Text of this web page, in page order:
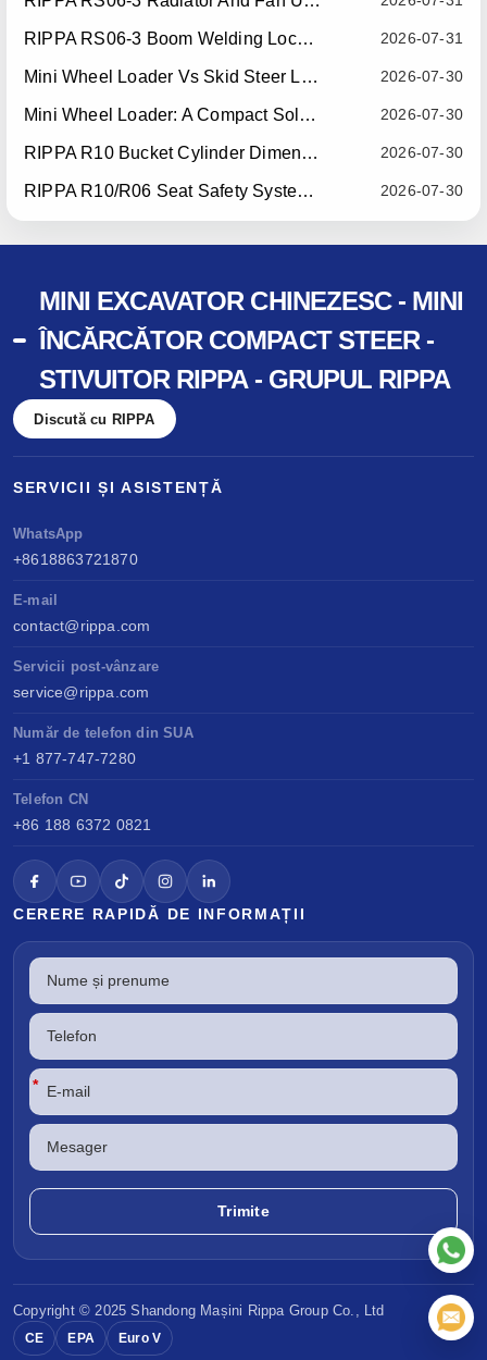
2026-07-31
RIPPA RS06-3 Boom Welding Locating Bar Optimization — Effective July 15, 2026
2026-07-30
Mini Wheel Loader Vs Skid Steer Loader: Which Compact Machine Is Better For Your Business?
2026-07-30
Mini Wheel Loader: A Compact Solution For Efficient Material Handling
2026-07-30
RIPPA R10 Bucket Cylinder Dimension Optimization — Effective July 15, 2026
2026-07-30
RIPPA R10/R06 Seat Safety System Upgrade — Effective July 22, 2026
MINI EXCAVATOR CHINEZESC - MINI
ÎNCĂRCĂTOR COMPACT STEER -
STIVUITOR RIPPA - GRUPUL RIPPA
Discută cu RIPPA
SERVICII ȘI ASISTENȚĂ
WhatsApp
+8618863721870
E-mail
contact@rippa.com
Servicii post-vânzare
service@rippa.com
Număr de telefon din SUA
+1 877-747-7280
Telefon CN
+86 188 6372 0821
CERERE RAPIDĂ DE INFORMAȚII
*
Copyright © 2025 Shandong Mașini RippaGroup Co., Ltd
CE EPA Euro V